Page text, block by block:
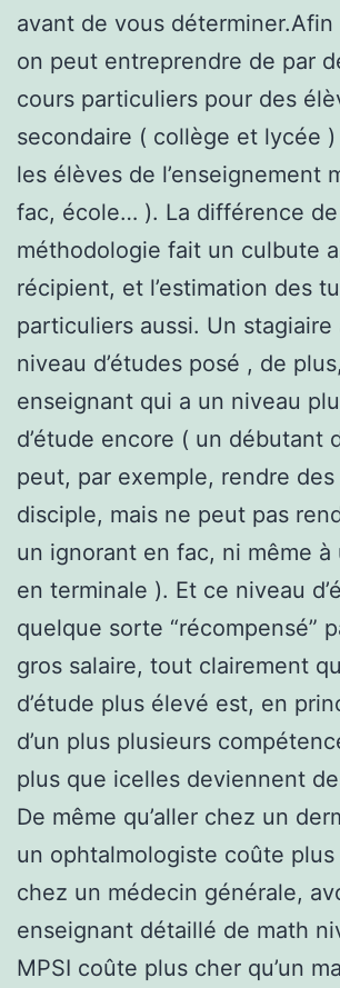
avant de vous déterminer.Afin
on peut entreprendre de par
cours particuliers pour des
secondaire ( collège et lycée
les élèves de l’enseignement
fac, école… ). La différence de
méthodologie fait un culbute
récipient, et l’estimation des
particuliers aussi. Un stagiaire
niveau d’études posé , de
enseignant qui a un niveau
d’étude encore ( un débutant
peut, par exemple, rendre
disciple, mais ne peut pas
un ignorant en fac, ni même à
en terminale ). Et ce niveau
quelque sorte “récompensé”
gros salaire, tout clairement
d’étude plus élevé est, en
d’un plus plusieurs
plus que icelles deviennent
De même qu’aller chez un
un ophtalmologiste coûte plus
chez un médecin générale,
enseignant détaillé de math
MPSI coûte plus cher qu’un